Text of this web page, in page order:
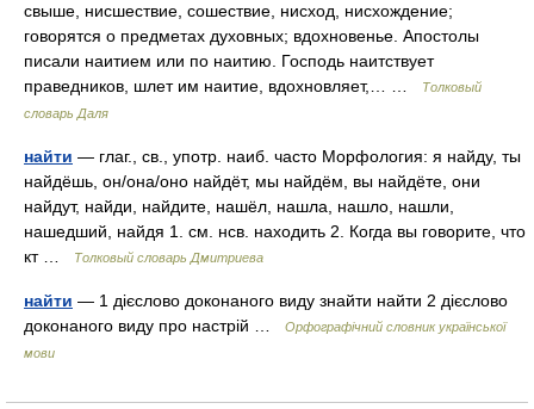
свыше, нисшествие, сошествие, нисход, нисхождение;
говорятся о предметах духовных; вдохновенье. Апостолы
писали наитием или по наитию. Господь наитствует
праведников, шлет им наитие, вдохновляет,… …
Толковый
словарь Даля
найти — глаг., св., употр. наиб. часто Морфология: я найду, ты
найдёшь, он/она/оно найдёт, мы найдём, вы найдёте, они
найдут, найди, найдите, нашёл, нашла, нашло, нашли,
нашедший, найдя 1. см. нсв. находить 2. Когда вы говорите, что
кт …
Толковый словарь Дмитриева
найти — 1 дієслово доконаного виду знайти найти 2 дієслово
доконаного виду про настрій …
Орфографічний словник української
мови